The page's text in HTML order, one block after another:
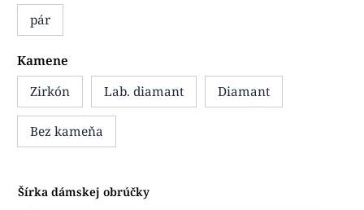
pár
Kamene
Zirkón
Lab. diamant Diamant
Bez kameňa
Šírka dámskej obrúčky